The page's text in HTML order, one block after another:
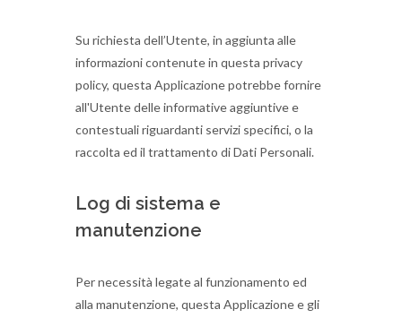
Su richiesta dell’Utente, in aggiunta alle
informazioni contenute in questa privacy
policy, questa Applicazione potrebbe fornire
all'Utente delle informative aggiuntive e
contestuali riguardanti servizi specifici, o la
raccolta ed il trattamento di Dati Personali.
Log di sistema e
manutenzione
Per necessità legate al funzionamento ed
alla manutenzione, questa Applicazione e gli